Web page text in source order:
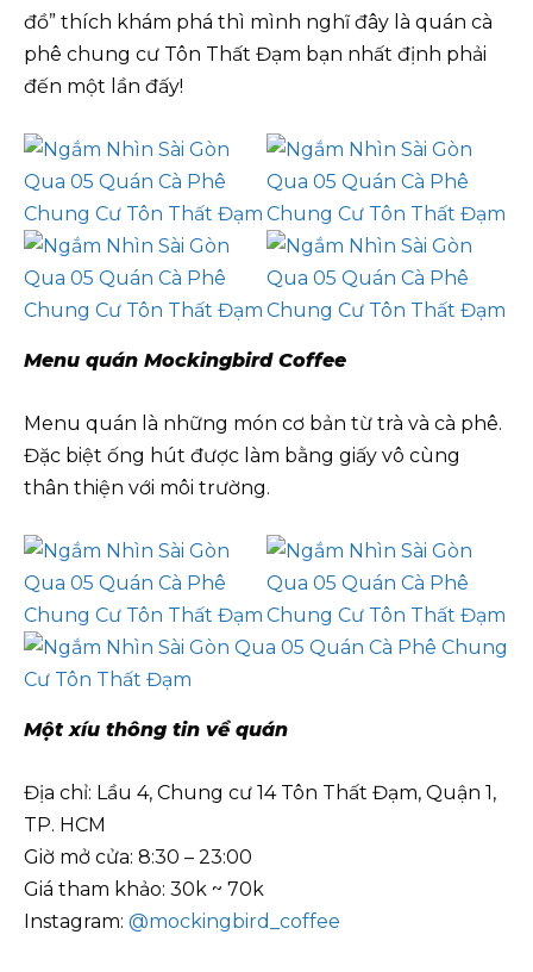
đồ” thích khám phá thì mình nghĩ đây là quán cà
phê chung cư Tôn Thất Đạm bạn nhất định phải
đến một lần đấy!
Menu quán Mockingbird Coffee
Menu quán là những món cơ bản từ trà và cà phê.
Đặc biệt ống hút được làm bằng giấy vô cùng
thân thiện với môi trường.
Một xíu thông tin về quán
Địa chỉ: Lầu 4, Chung cư 14 Tôn Thất Đạm, Quận 1,
TP. HCM
Giờ mở cửa: 8:30 – 23:00
Giá tham khảo: 30k ~ 70k
Instagram: @mockingbird_coffee